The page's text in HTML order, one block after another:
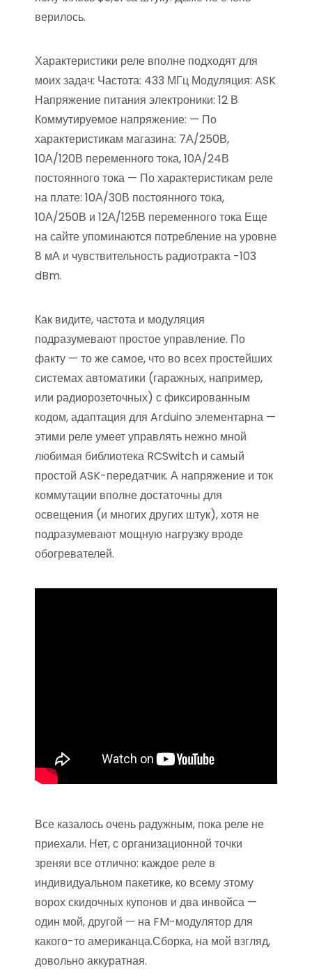
верилось.
Характеристики реле вполне подходят для
моих задач: Частота: 433 МГц Модуляция: ASK
Напряжение питания электроники: 12 В
Коммутируемое напряжение: — По
характеристикам магазина: 7А/250В,
10А/120В переменного тока, 10А/24В
постоянного тока — По характеристикам реле
на плате: 10А/30В постоянного тока,
10А/250В и 12А/125В переменного тока Еще
на сайте упоминаются потребление на уровне
8 мА и чувствительность радиотракта -103
dBm.
Как видите, частота и модуляция
подразумевают простое управление. По
факту — то же самое, что во всех простейших
системах автоматики (гаражных, например,
или радиорозеточных) с фиксированным
кодом, адаптация для Arduino элементарна —
этими реле умеет управлять нежно мной
любимая библиотека RCSwitch и самый
простой ASK-передатчик. А напряжение и ток
коммутации вполне достаточны для
освещения (и многих других штук), хотя не
подразумевают мощную нагрузку вроде
обогревателей.
Все казалось очень радужным, пока реле не
приехали. Нет, с организационной точки
зреняи все отлично: каждое реле в
индивидуальном пакетике, ко всему этому
ворох скидочных купонов и два инвойса —
один мой, другой — на FM-модулятор для
какого-то американца.Сборка, на мой взгляд,
довольно аккуратная.